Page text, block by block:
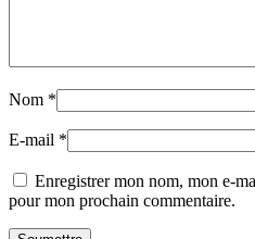
Nom *
E-mail *
Enregistrer mon nom, mon e-
pour mon prochain commentaire.